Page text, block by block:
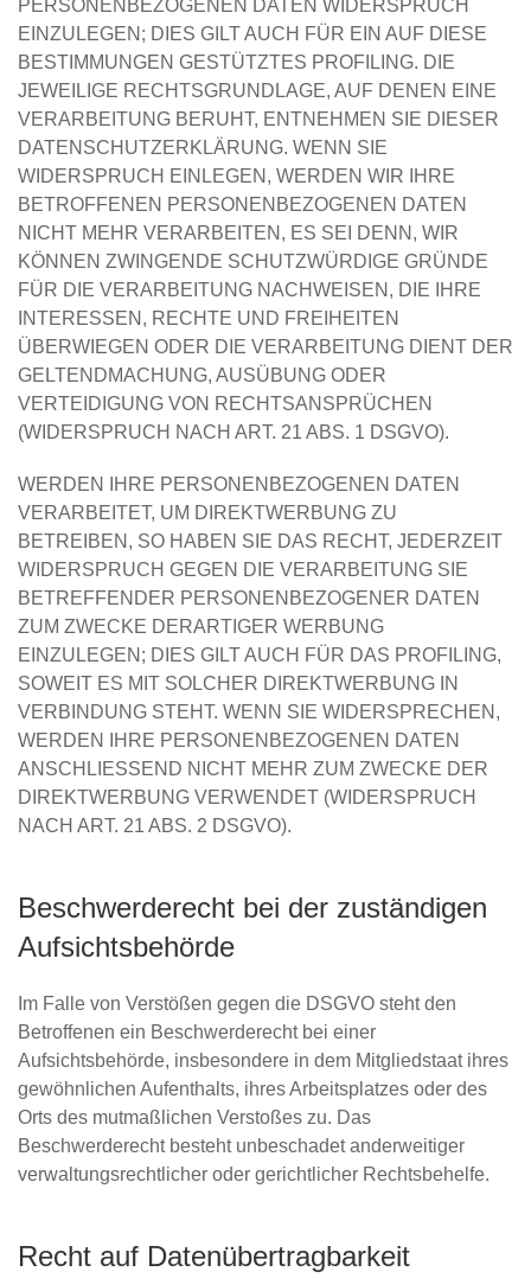
PERSONENBEZOGENEN DATEN WIDERSPRUCH
EINZULEGEN; DIES GILT AUCH FÜR EIN AUF DIESE
BESTIMMUNGEN GESTÜTZTES PROFILING. DIE
JEWEILIGE RECHTSGRUNDLAGE, AUF DENEN EINE
VERARBEITUNG BERUHT, ENTNEHMEN SIE DIESER
DATENSCHUTZERKLÄRUNG. WENN SIE
WIDERSPRUCH EINLEGEN, WERDEN WIR IHRE
BETROFFENEN PERSONENBEZOGENEN DATEN
NICHT MEHR VERARBEITEN, ES SEI DENN, WIR
KÖNNEN ZWINGENDE SCHUTZWÜRDIGE GRÜNDE
FÜR DIE VERARBEITUNG NACHWEISEN, DIE IHRE
INTERESSEN, RECHTE UND FREIHEITEN
ÜBERWIEGEN ODER DIE VERARBEITUNG DIENT DER
GELTENDMACHUNG, AUSÜBUNG ODER
VERTEIDIGUNG VON RECHTSANSPRÜCHEN
(WIDERSPRUCH NACH ART. 21 ABS. 1 DSGVO).
WERDEN IHRE PERSONENBEZOGENEN DATEN
VERARBEITET, UM DIREKTWERBUNG ZU
BETREIBEN, SO HABEN SIE DAS RECHT, JEDERZEIT
WIDERSPRUCH GEGEN DIE VERARBEITUNG SIE
BETREFFENDER PERSONENBEZOGENER DATEN
ZUM ZWECKE DERARTIGER WERBUNG
EINZULEGEN; DIES GILT AUCH FÜR DAS PROFILING,
SOWEIT ES MIT SOLCHER DIREKTWERBUNG IN
VERBINDUNG STEHT. WENN SIE WIDERSPRECHEN,
WERDEN IHRE PERSONENBEZOGENEN DATEN
ANSCHLIESSEND NICHT MEHR ZUM ZWECKE DER
DIREKTWERBUNG VERWENDET (WIDERSPRUCH
NACH ART. 21 ABS. 2 DSGVO).
Beschwerde­recht bei der zuständigen
Aufsichts­behörde
Im Falle von Verstößen gegen die DSGVO steht den
Betroffenen ein Beschwerderecht bei einer
Aufsichtsbehörde, insbesondere in dem Mitgliedstaat ihres
gewöhnlichen Aufenthalts, ihres Arbeitsplatzes oder des
Orts des mutmaßlichen Verstoßes zu. Das
Beschwerderecht besteht unbeschadet anderweitiger
verwaltungsrechtlicher oder gerichtlicher Rechtsbehelfe.
Recht auf Daten­übertrag­barkeit